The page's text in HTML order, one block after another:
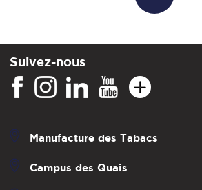
Suivez-nous
Manufacture des Tabacs
Campus des Quais